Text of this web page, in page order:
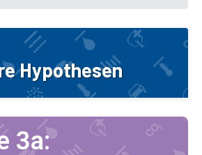
Hypothesen
3a: